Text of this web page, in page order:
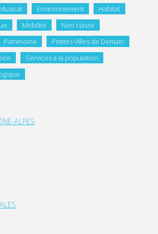
Environnement
Habitat
Mobilité
Non classé
Patrimoine
Petites Villes de Demain
Services à la population
ALPES